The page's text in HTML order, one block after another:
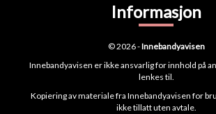
Informasjon
© 2026 -Innebandyavisen
Innebandyavisen er ikke ansvarlig for innhold på
lenkes til.
Kopiering av materiale fra Innebandyavisen for
ikke tillatt uten avtale.